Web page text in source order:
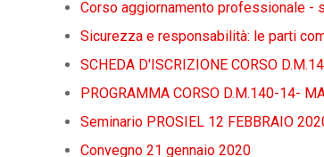
Corso aggiornamento professionale -
Sicurezza e responsabilità: le parti
SCHEDA D'ISCRIZIONE CORSO
PROGRAMMA CORSO D.M.140-14-
Seminario PROSIEL 12 FEBBRAIO
Convegno 21 gennaio 2020